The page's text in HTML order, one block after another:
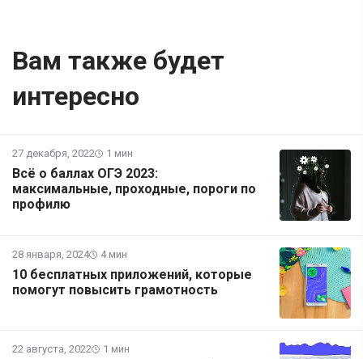
Вам также будет
интересно
27 декабря, 2022 1 мин
Всё о баллах ОГЭ 2023:
максимальные, проходные, пороги по
профилю
28 января, 2024 4 мин
10 бесплатных приложений, которые
помогут повысить грамотность
22 августа, 2022 1 мин